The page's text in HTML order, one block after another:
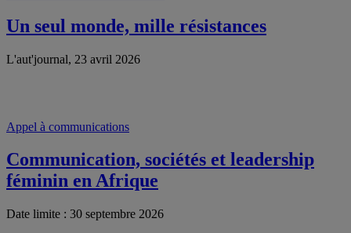
Un seul monde, mille résistances
L'aut'journal, 23 avril 2026
Appel à communications
Communication, sociétés et leadership
féminin en Afrique
Date limite : 30 septembre 2026